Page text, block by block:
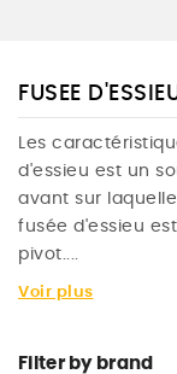
FUSEE
Les
d'essieu est un
avant sur
fusée d'essieu
pivot....
Voir plus
Filter by brand